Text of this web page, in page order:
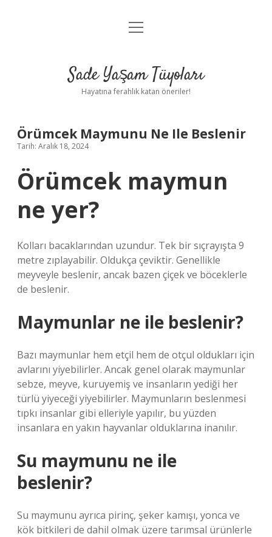
Anasayfa
Yasal Uyarı
menüyü
Sade Yaşam Tüyoları
Hayatına ferahlık katan öneriler!
Örümcek Maymunu Ne Ile Beslenir
Tarih: Aralık 18, 2024
Örümcek maymun
ne yer?
Kolları bacaklarından uzundur. Tek bir sıçrayışta 9
metre zıplayabilir. Oldukça çeviktir. Genellikle
meyveyle beslenir, ancak bazen çiçek ve böceklerle
de beslenir.
Maymunlar ne ile beslenir?
Bazı maymunlar hem etçil hem de otçul oldukları için
avlarını yiyebilirler. Ancak genel olarak maymunlar
sebze, meyve, kuruyemiş ve insanların yediği her
türlü yiyeceği yiyebilirler. Maymunların beslenmesi
tıpkı insanlar gibi elleriyle yapılır, bu yüzden
insanlara en yakın hayvanlar olduklarına inanılır.
Su maymunu ne ile
beslenir?
Su maymunu ayrıca pirinç, şeker kamışı, yonca ve
kök bitkileri de dahil olmak üzere tarımsal ürünlerle